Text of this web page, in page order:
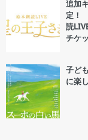
追加
定！
読
チケ
子ど
に楽